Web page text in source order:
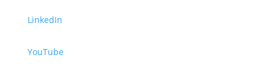
LinkedIn
YouTube